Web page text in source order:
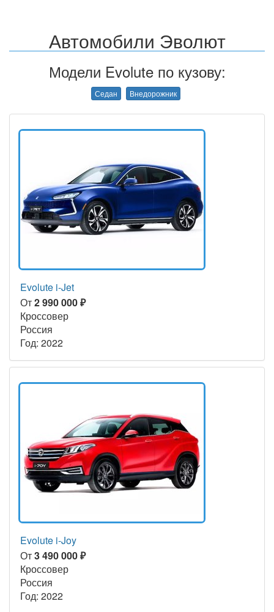
Автомобили Эволют
Модели Evolute по кузову:
Седан Внедорожник
Evolute i-Jet
От2 990 000 ₽
Кроссовер
Россия
Год: 2022
Evolute i-Joy
От3 490 000 ₽
Кроссовер
Россия
Год: 2022